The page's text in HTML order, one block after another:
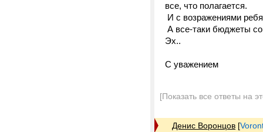
все, что полагается.
И с возражениями
А все-таки бюджеты
Эх..
С уважением
[Показать все ответы на
Денис Воронцов [